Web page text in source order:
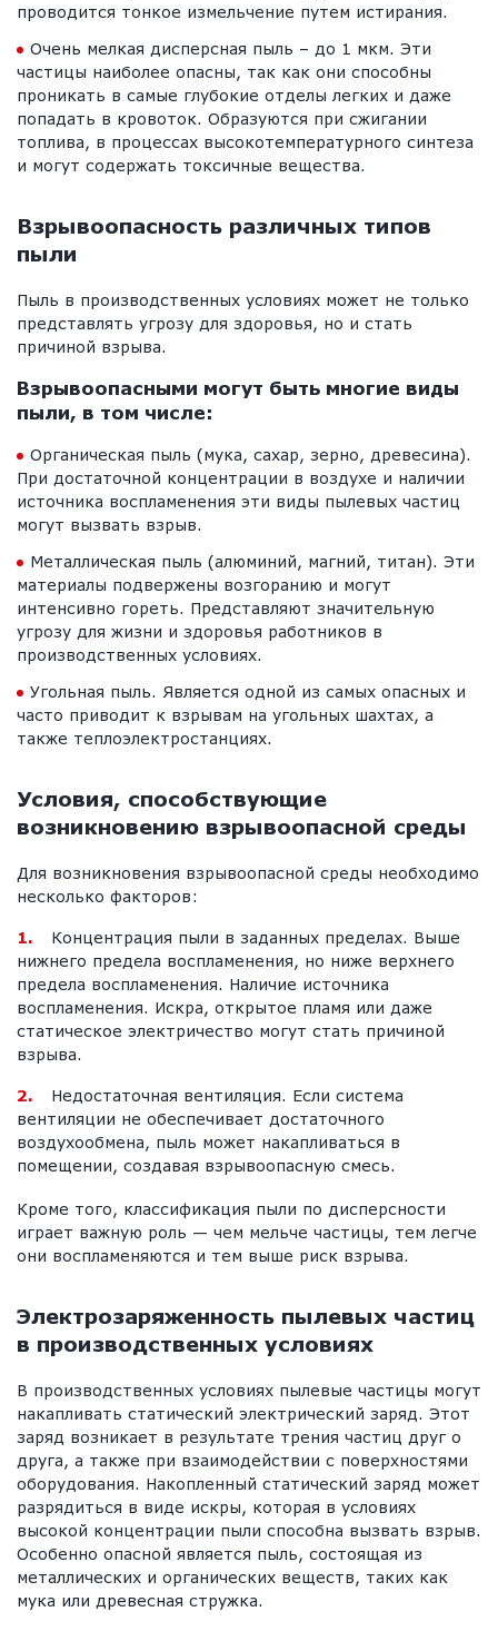
проводится тонкое измельчение путем истирания.
Очень мелкая дисперсная пыль – до 1 мкм. Эти
частицы наиболее опасны, так как они способны
проникать в самые глубокие отделы легких и даже
попадать в кровоток. Образуются при сжигании
топлива, в процессах высокотемпературного синтеза
и могут содержать токсичные вещества.
Взрывоопасность различных типов
пыли
Пыль в производственных условиях может не только
представлять угрозу для здоровья, но и стать
причиной взрыва.
Взрывоопасными могут быть многие виды
пыли, в том числе:
Органическая пыль (мука, сахар, зерно, древесина).
При достаточной концентрации в воздухе и наличии
источника воспламенения эти виды пылевых частиц
могут вызвать взрыв.
Металлическая пыль (алюминий, магний, титан). Эти
материалы подвержены возгоранию и могут
интенсивно гореть. Представляют значительную
угрозу для жизни и здоровья работников в
производственных условиях.
Угольная пыль. Является одной из самых опасных и
часто приводит к взрывам на угольных шахтах, а
также теплоэлектростанциях.
Условия, способствующие
возникновению взрывоопасной среды
Для возникновения взрывоопасной среды необходимо
несколько факторов:
Концентрация пыли в заданных пределах. Выше
нижнего предела воспламенения, но ниже верхнего
предела воспламенения. Наличие источника
воспламенения. Искра, открытое пламя или даже
статическое электричество могут стать причиной
взрыва.
Недостаточная вентиляция. Если система
вентиляции не обеспечивает достаточного
воздухообмена, пыль может накапливаться в
помещении, создавая взрывоопасную смесь.
Кроме того, классификация пыли по дисперсности
играет важную роль — чем мельче частицы, тем легче
они воспламеняются и тем выше риск взрыва.
Электрозаряженность пылевых частиц
в производственных условиях
В производственных условиях пылевые частицы могут
накапливать статический электрический заряд. Этот
заряд возникает в результате трения частиц друг о
друга, а также при взаимодействии с поверхностями
оборудования. Накопленный статический заряд может
разрядиться в виде искры, которая в условиях
высокой концентрации пыли способна вызвать взрыв.
Особенно опасной является пыль, состоящая из
металлических и органических веществ, таких как
мука или древесная стружка.